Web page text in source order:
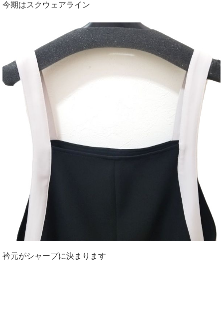
今期はスクウェアライン
衿元がシャープに決まります